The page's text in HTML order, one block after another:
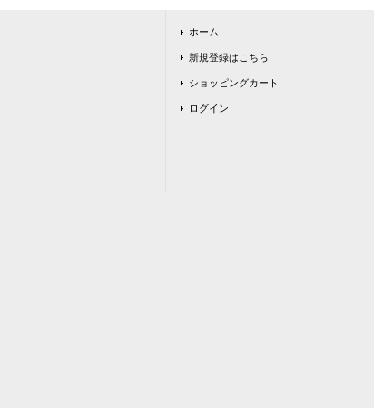
ホーム
新規登録はこちら
ショッピングカート
ログイン